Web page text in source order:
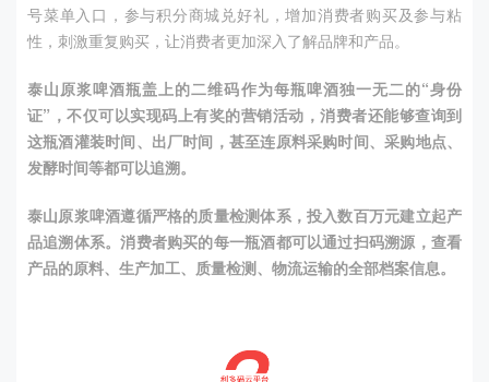
号菜单入口，参与积分商城兑好礼，增加消费者购买及参与粘
性，刺激重复购买，让消费者更加深入了解品牌和产品。
泰山原浆啤酒瓶盖上的二维码作为每瓶啤酒独一无二的“身份
证” ，不仅可以实现码上有奖的营销活动，消费者还能够查询到
这瓶酒灌装时间、出厂时间，甚至连原料采购时间、采购地点、
发酵时间等都可以追溯。
泰山原浆啤酒遵循严格的质量检测体系，投入数百万元建立起产
品追溯体系。消费者购买的每一瓶酒都可以通过扫码溯源，查看
产品的原料、生产加工、质量检测、物流运输的全部档案信息。